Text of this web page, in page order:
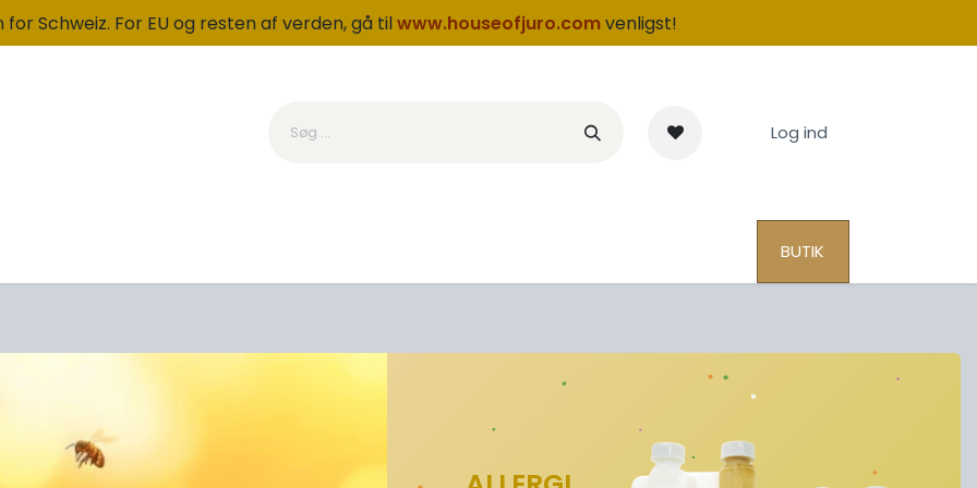
Schweiz. For EU og resten af verden, gå tilwww.houseofjuro.comvenligst!
Log ind
BUTIK